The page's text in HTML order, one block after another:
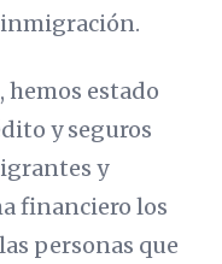
hemos estado
y seguros
y
financiero los
personas que